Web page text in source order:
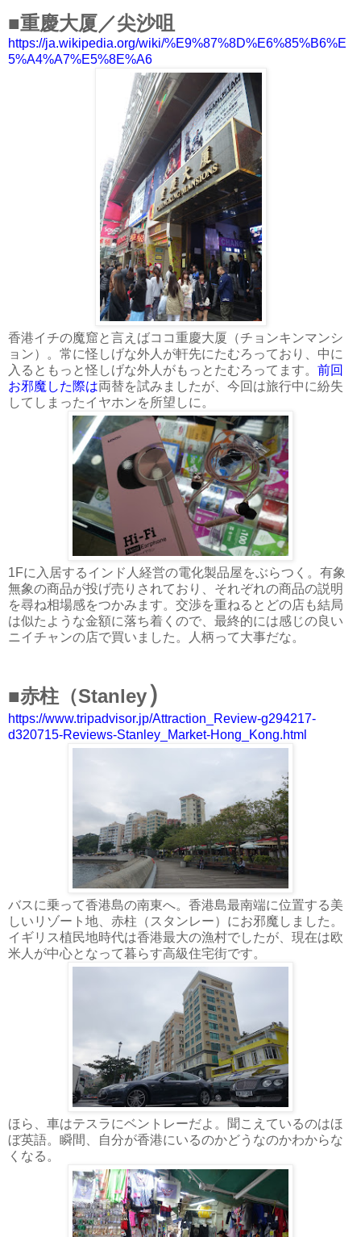
■重慶大厦／尖沙咀
https://ja.wikipedia.org/wiki/%E9%87%8D%E6%85%B6%E
5%A4%A7%E5%8E%A6
香港イチの魔窟と言えばココ重慶大厦（チョンキンマンシ
ョン）。常に怪しげな外人が軒先にたむろっており、中に
入るともっと怪しげな外人がもっとたむろってます。 前回
お邪魔した際は両替を試みましたが、今回は旅行中に紛失
してしまったイヤホンを所望しに。
1Fに入居するインド人経営の電化製品屋をぶらつく。有象
無象の商品が投げ売りされており、それぞれの商品の説明
を尋ね相場感をつかみます。交渉を重ねるとどの店も結局
は似たような金額に落ち着くので、最終的には感じの良い
ニイチャンの店で買いました。人柄って大事だな。
■赤柱（Stanley）
https://www.tripadvisor.jp/Attraction_Review-g294217-
d320715-Reviews-Stanley_Market-Hong_Kong.html
バスに乗って香港島の南東へ。香港島最南端に位置する美
しいリゾート地、赤柱（スタンレー）にお邪魔しました。
イギリス植民地時代は香港最大の漁村でしたが、現在は欧
米人が中心となって暮らす高級住宅街です。
ほら、車はテスラにベントレーだよ。聞こえているのはほ
ぼ英語。瞬間、自分が香港にいるのかどうなのかわからな
くなる。